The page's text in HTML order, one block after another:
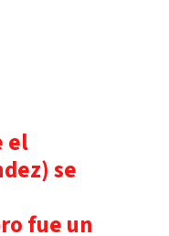
el
se
fue un